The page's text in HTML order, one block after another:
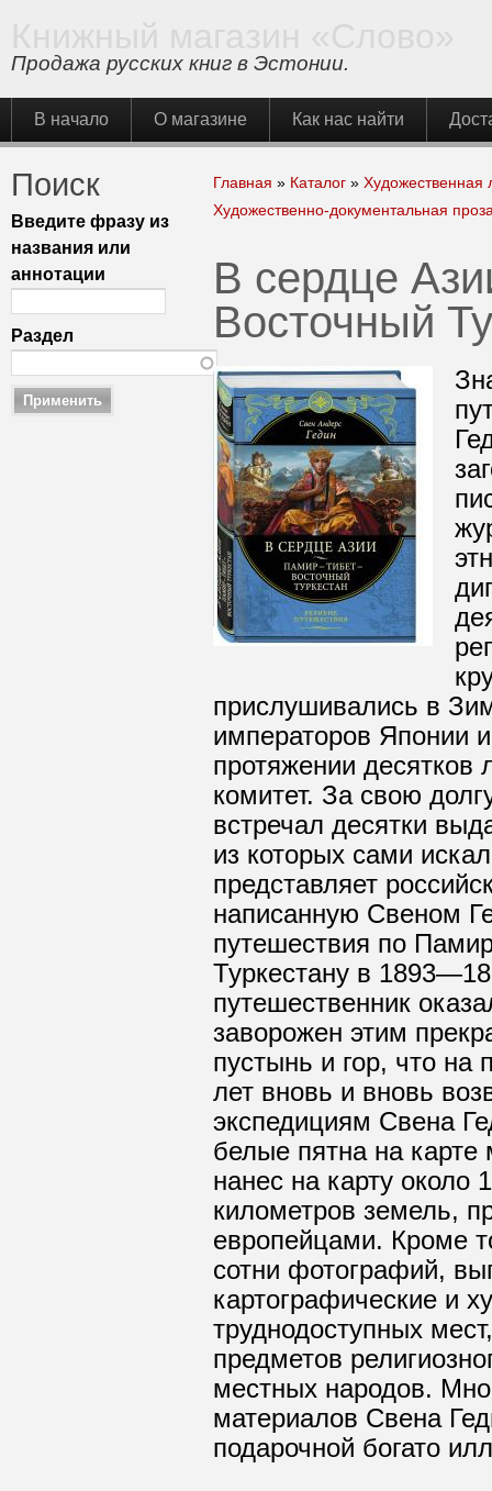
Продажа русских книг в Эстонии.
Главное меню
В начало О магазине Как нас найти
Поиск
Введите фразу из
названия или
аннотации
Раздел
Вы здесь
Главная » Каталог» Художественная
Художественно-документальная
В сердце
Восточный
прислушивались в
императоров Японии
протяжении десятков
комитет. За свою
встречал десятки
из которых сами
представляет
написанную Свеном
путешествия по
Туркестану в
путешественник
заворожен этим
пустынь и гор, что на
лет вновь и вновь
экспедициям Свена
белые пятна на
нанес на карту около
километров земель,
европейцами. Кроме
сотни фотографий,
картографические и
труднодоступных
предметов
местных народов.
материалов Свена
подарочной богато